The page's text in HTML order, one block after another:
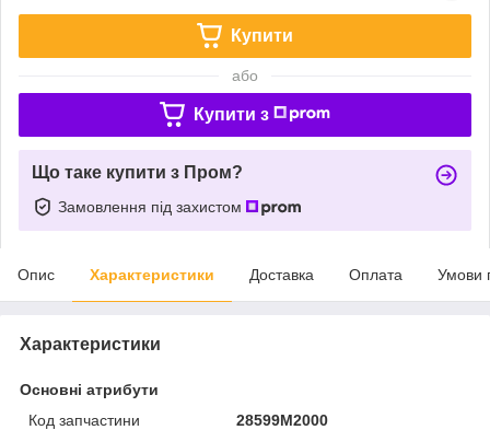
Купити
або
Купити з
Що таке купити з Пром?
Замовлення під захистом
Опис Характеристики Доставка Оплата Умови
Характеристики
Основні атрибути
Код запчастини
28599M2000